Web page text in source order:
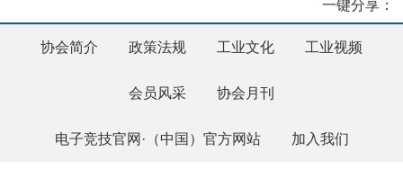
一键分享：
协会简介 政策法规 工业文化 工业视频
会员风采 协会月刊
电子竞技官网·（中国）官方网站 加入我们